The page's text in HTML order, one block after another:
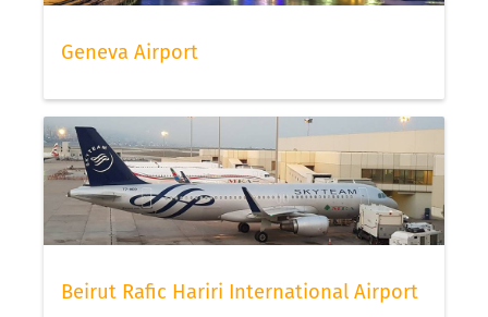
Geneva Airport
Beirut Rafic Hariri International Airport